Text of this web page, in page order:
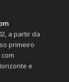
a partir da
primeiro
e